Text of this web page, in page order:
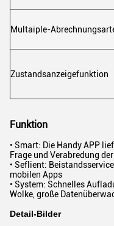
Multaiple-
Zustandsanzeigefunktion
Funktion
• Smart: Die Handy APP
Frage und Verabredung
• Seflient:
mobilen Apps
• System: Schnelles
Wolke, große
Detail-Bilder